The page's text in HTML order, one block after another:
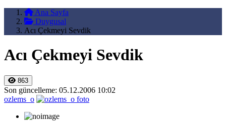
Ana Sayfa
Duygusal
Acı Çekmeyi Sevdik
Acı Çekmeyi Sevdik
863
Son güncelleme: 05.12.2006 10:02
ozlems_o